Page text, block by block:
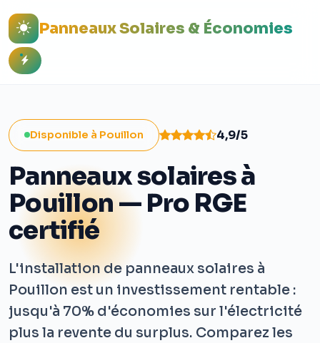
Panneaux Solaires & Économies
Disponible à Pouillon 4,9/5
Panneaux solaires à
Pouillon — Pro RGE
certifié
L'installation de panneaux solaires à
Pouillon est un investissement rentable :
jusqu'à 70% d'économies sur l'électricité
plus la revente du surplus. Comparez les